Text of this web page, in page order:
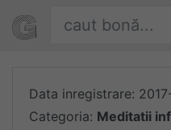
Găsește oferte
Oferte
Data inregistrare:
Categoria: Meditatii